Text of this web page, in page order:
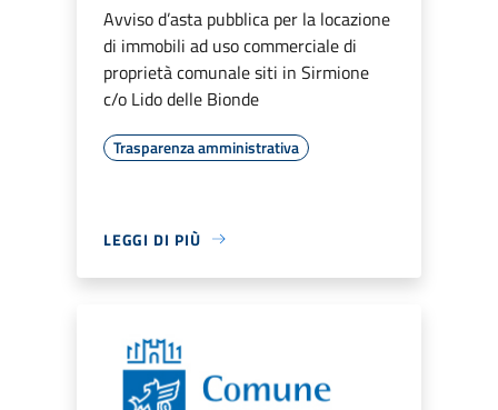
Avviso d’asta pubblica per la locazione
di immobili ad uso commerciale di
proprietà comunale siti in Sirmione
c/o Lido delle Bionde
Trasparenza amministrativa
LEGGI DI PIÙ